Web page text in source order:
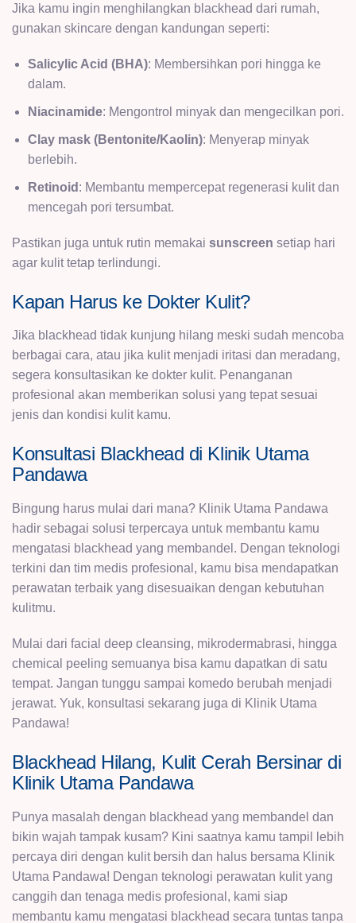
Jika kamu ingin menghilangkan blackhead dari rumah,
gunakan skincare dengan kandungan seperti:
Salicylic Acid (BHA): Membersihkan pori hingga ke
dalam.
Niacinamide: Mengontrol minyak dan mengecilkan pori.
Clay mask (Bentonite/Kaolin): Menyerap minyak
berlebih.
Retinoid : Membantu mempercepat regenerasi kulit dan
mencegah pori tersumbat.
Pastikan juga untuk rutin memakai sunscreen setiap hari
agar kulit tetap terlindungi.
Kapan Harus ke Dokter Kulit?
Jika blackhead tidak kunjung hilang meski sudah mencoba
berbagai cara, atau jika kulit menjadi iritasi dan meradang,
segera konsultasikan ke dokter kulit. Penanganan
profesional akan memberikan solusi yang tepat sesuai
jenis dan kondisi kulit kamu.
Konsultasi Blackhead di Klinik Utama
Pandawa
Bingung harus mulai dari mana? Klinik Utama Pandawa
hadir sebagai solusi terpercaya untuk membantu kamu
mengatasi blackhead yang membandel. Dengan teknologi
terkini dan tim medis profesional, kamu bisa mendapatkan
perawatan terbaik yang disesuaikan dengan kebutuhan
kulitmu.
Mulai dari facial deep cleansing, mikrodermabrasi, hingga
chemical peeling semuanya bisa kamu dapatkan di satu
tempat. Jangan tunggu sampai komedo berubah menjadi
jerawat. Yuk, konsultasi sekarang juga di Klinik Utama
Pandawa!
Blackhead Hilang, Kulit Cerah Bersinar di
Klinik Utama Pandawa
Punya masalah dengan blackhead yang membandel dan
bikin wajah tampak kusam? Kini saatnya kamu tampil lebih
percaya diri dengan kulit bersih dan halus bersama Klinik
Utama Pandawa! Dengan teknologi perawatan kulit yang
canggih dan tenaga medis profesional, kami siap
membantu kamu mengatasi blackhead secara tuntas tanpa